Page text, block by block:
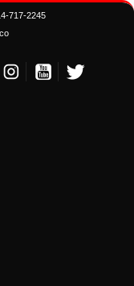
717-2245